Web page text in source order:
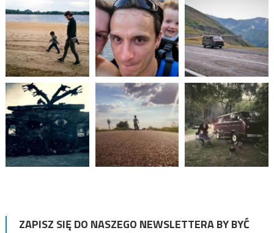
ZAPISZ SIĘ DO NASZEGO NEWSLETTERA BY BYĆ